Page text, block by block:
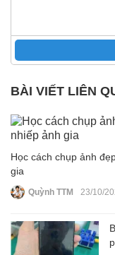
BÀI VIẾT LIÊN
Học cách chụp ảnh
gia
Quỳnh TTM 23/10/